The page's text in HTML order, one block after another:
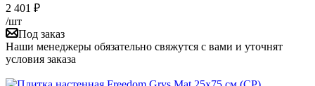
2 401 ₽
/шт
Под заказ
Наши менеджеры обязательно свяжутся с вами и уточнят
условия заказа